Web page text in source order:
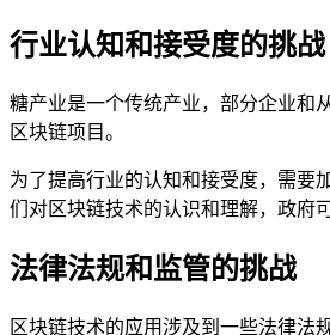
行业认知和接受度的挑战
糖产业是一个传统产业，部分企业和
区块链项目。
为了提高行业的认知和接受度，需要
们对区块链技术的认识和理解，政府
法律法规和监管的挑战
区块链技术的应用涉及到一些法律法